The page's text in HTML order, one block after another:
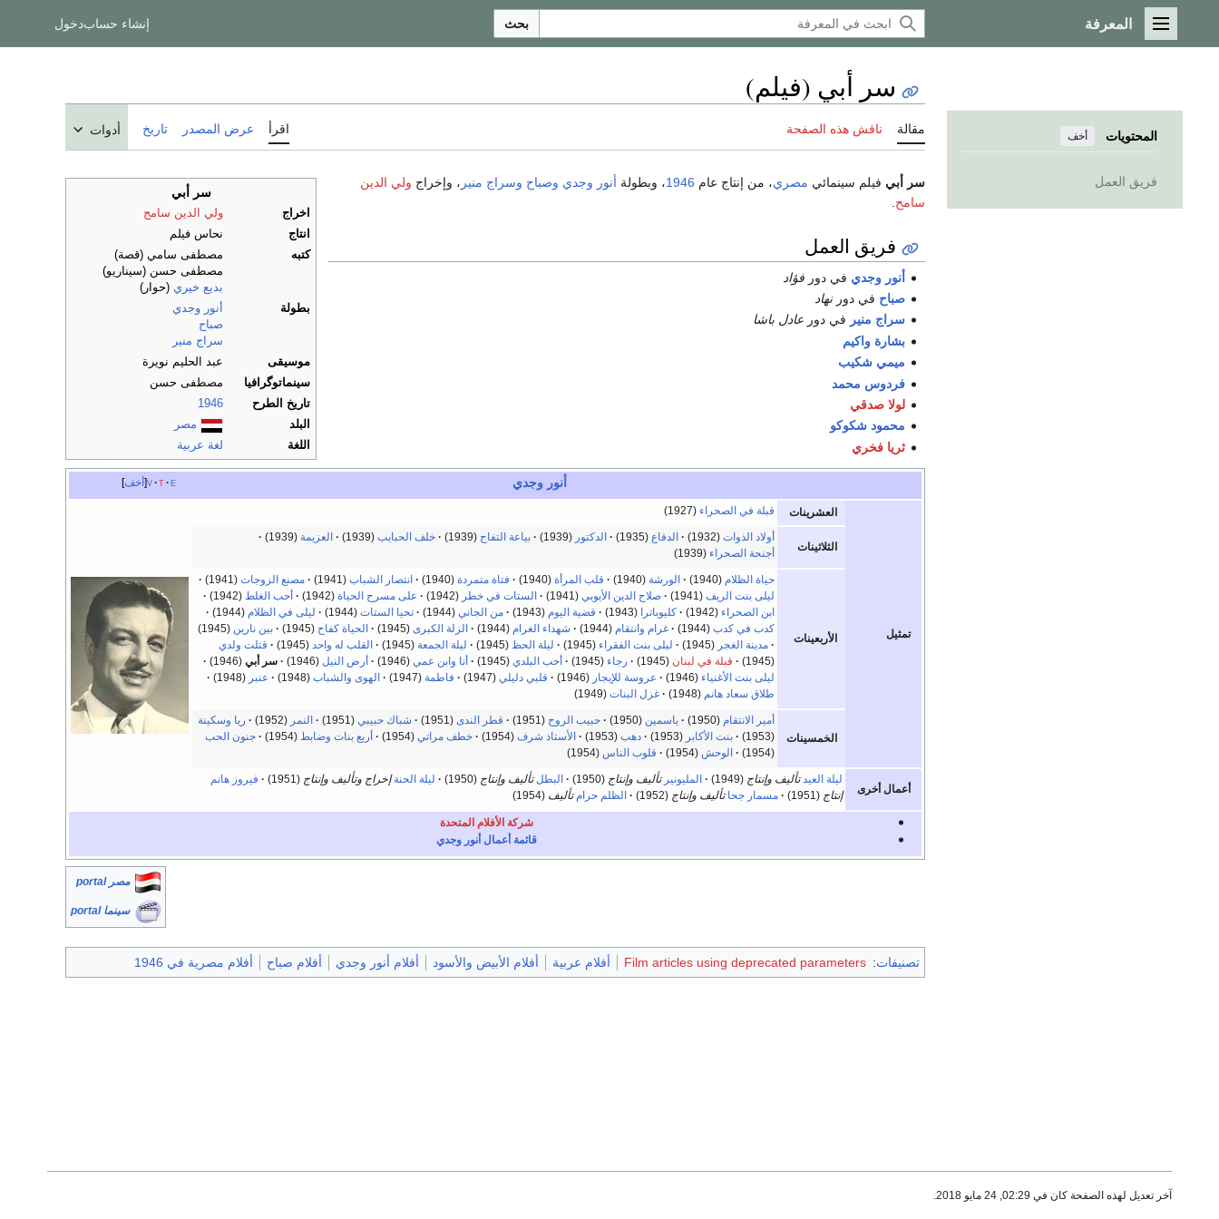
القائمة الرئيسية
المعرفة بحث إنشاء حسابدخول
المحتويات أخف
فريق العمل
سر أبي (فيلم)
مقالة ناقش هذه الصفحة اقرأ عرض المصدر تاريخ أدوات
سر أبي
اخراج
ولي الدين سامح
انتاج
نحاس فيلم
كتبه
مصطفى سامي (قصة)
مصطفى حسن (سيناريو)
بديع خيري (حوار)
بطولة
أنور وجدي
صباح
سراج منير
موسيقى
عبد الحليم نويرة
سينماتوگرافيا
مصطفى حسن
تاريخ الطرح
1946
البلد
مصر
اللغة
لغة عربية
سر أبي فيلم سينمائي مصري، من إنتاج عام 1946، وبطولة أنور وجدي وصباح وسراج منير ، وإخراج ولي الدين
سامح
فريق العمل
أنور وجدي في دورفؤاد
صباح في دورنهاد
سراج منير في دورعادل باشا
بشارة واكيم
ميمي شكيب
فردوس محمد
لولا صدقي
محمود شكوكو
ثريا فخري
أخف v t e أنور وجدي
تمثيل
العشرينات قبلة في الصحراء (1927)
الثلاثينات
أولاد الذوات (1932) الدفاع (1935) الدكتور (1939) بياعة التفاح (1939) خلف الحبايب (1939) العزيمة (1939)
أجنحة الصحراء (1939)
الأربعينات
حياة الظلام (1940) الورشة (1940) قلب المرأة (1940) فتاة متمردة (1940) انتصار الشباب (1941) مصنع الزوجات (1941)
ليلى بنت الريف (1941) صلاح الدين الأيوبي (1941) الستات في خطر (1942) على مسرح الحياة (1942) أحب الغلط (1942)
ابن الصحراء (1942) كليوباترا (1943) قضية اليوم (1943) من الجاني (1944) تحيا الستات (1944) ليلى في الظلام (1944)
كدب في كدب (1944) غرام وانتقام (1944) شهداء الغرام (1944) الزلة الكبرى (1945) الحياة كفاح (1945) بين نارين (1945)
مدينة الغجر (1945) ليلى بنت الفقراء (1945) ليلة الحظ (1945) ليلة الجمعة (1945) القلب له واحد (1945)
قتلت ولدي
(1945)
قبلة في لبنان (1945) رجاء (1945) أحب البلدي (1945) أنا وابن عمي (1946) أرض النيل (1946) سر أبي (1946)
ليلى بنت الأغنياء (1946) عروسة للإيجار (1946) قلبي دليلي (1947) فاطمة (1947) الهوى والشباب (1948) عنبر (1948)
طلاق سعاد هانم (1948) غزل البنات (1949)
الخمسينات
أمير الانتقام (1950) ياسمين (1950) حبيب الروح (1951) قطر الندى (1951) شباك حبيبي (1951) النمر (1952)
ريا وسكينة
(1953)
بنت الأكابر (1953) دهب (1953) الأستاذ شرف (1954) خطف مراتي (1954) أربع بنات وضابط (1954)
جنون الحب
(1954)
الوحش (1954) قلوب الناس (1954)
أعمال أخرى
ليلة العيد تأليف وإنتاج (1949) المليونير تأليف وإنتاج (1950) البطل تأليف وإنتاج (1950) ليلة الحنة إخراج وتأليف وإنتاج (1951)
فيروز هانم
إنتاج (1951) مسمار جحا تأليف وإنتاج (1952) الظلم حرام تأليف (1954)
شركة الأفلام المتحدة
قائمة أعمال أنور وجدي
مصر portal
سينما portal
تصنيفات:
Film articles using deprecated parameters أفلام عربية أفلام الأبيض والأسود أفلام أنور وجدي أفلام صباح أفلام مصرية في 1946
آخر تعديل لهذه الصفحة كان في 02:29, 24 مايو 2018.